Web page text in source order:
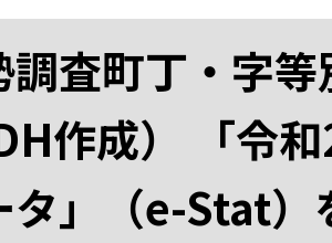
調査町丁・字
作成） 「令
タ」（e-Stat）